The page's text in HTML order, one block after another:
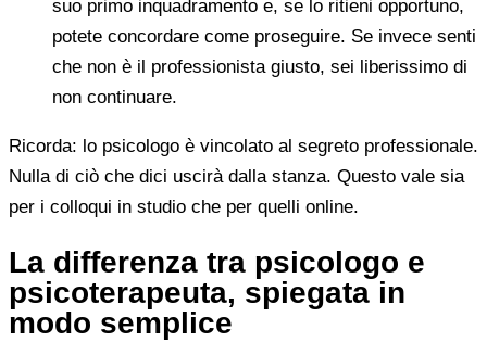
suo primo inquadramento e, se lo ritieni opportuno,
potete concordare come proseguire. Se invece senti
che non è il professionista giusto, sei liberissimo di
non continuare.
Ricorda: lo psicologo è vincolato al segreto professionale.
Nulla di ciò che dici uscirà dalla stanza. Questo vale sia
per i colloqui in studio che per quelli online.
La differenza tra psicologo e
psicoterapeuta, spiegata in
modo semplice